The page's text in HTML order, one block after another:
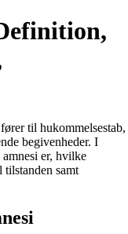
til hukommelsestab,
begivenheder. I
er, hvilke
tilstanden samt